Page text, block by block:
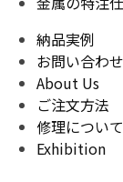
納品実例
お問い合わせ
About Us
ご注文方法
修理について
Exhibition